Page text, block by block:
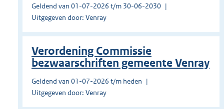
Geldend van 01-07-2026 t/m 30-06-2030
Uitgegeven door: Venray
Verordening Commissie
bezwaarschriften gemeente Venray
Geldend van 01-07-2026 t/m heden
Uitgegeven door: Venray